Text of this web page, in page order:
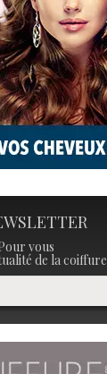
vous
de la coiffure